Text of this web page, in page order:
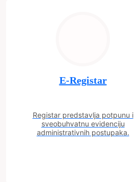
E-Registar
Registar predstavlja potpunu i
sveobuhvatnu evidenciju
administrativnih postupaka.